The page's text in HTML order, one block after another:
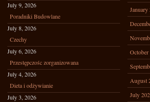
July 9, 2026
Poradniki Budowlane
July 8, 2026
Czechy
July 6, 2026
Przestępczośc zorganizowana
July 4, 2026
Dieta i odżywianie
July 3, 2026
January
October
August
July